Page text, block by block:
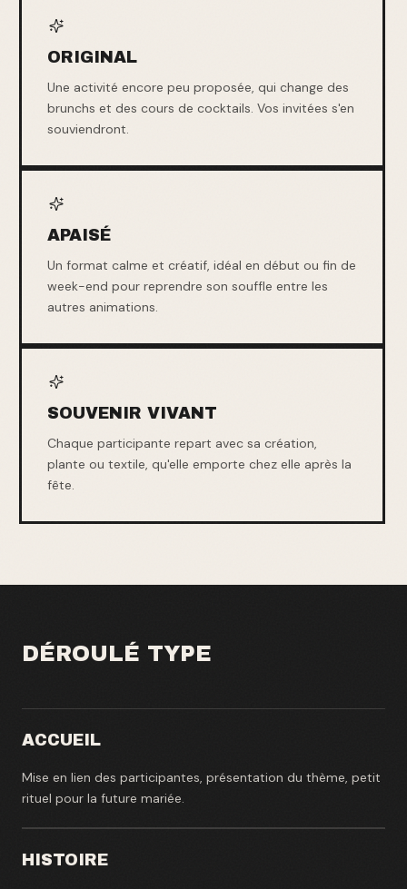
ORIGINAL
Une activité encore peu proposée, qui change des
brunchs et des cours de cocktails. Vos invitées s'en
souviendront.
APAISÉ
Un format calme et créatif, idéal en début ou fin de
week-end pour reprendre son souffle entre les
autres animations.
SOUVENIR VIVANT
Chaque participante repart avec sa création,
plante ou textile, qu'elle emporte chez elle après la
fête.
DÉROULÉ TYPE
ACCUEIL
Mise en lien des participantes, présentation du thème, petit
rituel pour la future mariée.
HISTOIRE